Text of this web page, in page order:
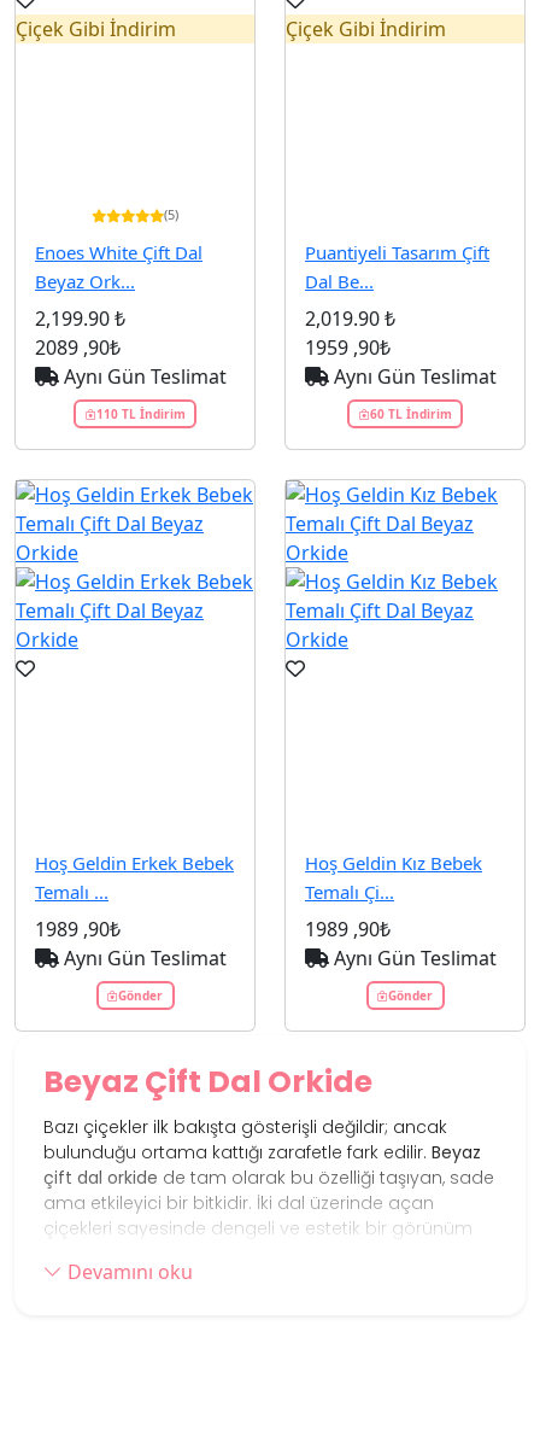
Çiçek Gibi İndirim
(5)
Enoes White Çift Dal
Beyaz Ork...
2,199.90 ₺
2089 ,90₺
Aynı Gün Teslimat
110 TL İndirim
Çiçek Gibi İndirim
Puantiyeli Tasarım Çift
Dal Be...
2,019.90 ₺
1959 ,90₺
Aynı Gün Teslimat
60 TL İndirim
Hoş Geldin Erkek Bebek
Temalı ...
1989 ,90₺
Aynı Gün Teslimat
Gönder
Hoş Geldin Kız Bebek
Temalı Çi...
1989 ,90₺
Aynı Gün Teslimat
Gönder
Beyaz Çift Dal Orkide
Bazı çiçekler ilk bakışta gösterişli değildir; ancak
bulunduğu ortama kattığı zarafetle fark edilir. Beyaz
çift dal orkide de tam olarak bu özelliği taşıyan, sade
ama etkileyici bir bitkidir. İki dal üzerinde açan
çiçekleri sayesinde dengeli ve estetik bir görünüm
Devamını oku